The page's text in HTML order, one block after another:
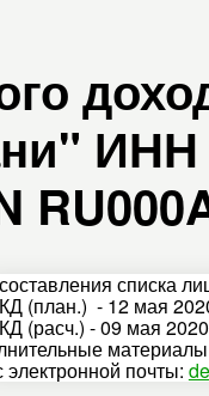
ИНН
списка
(план.) - 12 мая
(расч.) - 09 мая 2020
электронной почты: